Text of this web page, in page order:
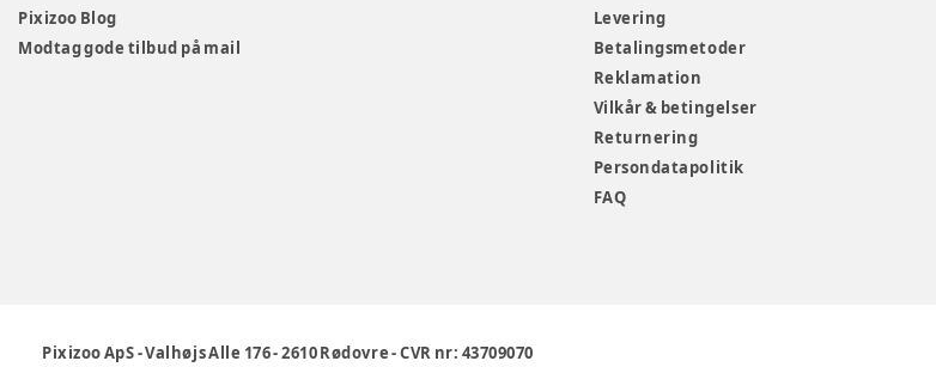
Pixizoo Blog
Modtag gode tilbud på mail
Levering
Betalingsmetoder
Reklamation
Vilkår & betingelser
Returnering
Persondatapolitik
FAQ
Pixizoo ApS-Valhøjs Alle 176-2610 Rødovre-CVR nr: 43709070